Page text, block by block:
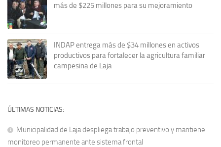
más de $225 millones para su mejoramiento
INDAP entrega más de $34 millones en activos
productivos para fortalecer la agricultura familiar
campesina de Laja
ÚLTIMAS NOTICIAS:
Municipalidad de Laja despliega trabajo preventivo y mantiene
monitoreo permanente ante sistema frontal